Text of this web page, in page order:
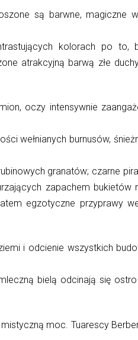
są barwne, magiczne
kolorach po to,
atrakcyjną barwą złe
oczy intensywnie
wełnianych burnusów,
granatów; czarne
zapachem bukietów
egzotyczne przyprawy
i odcienie wszystkich
bielą odcinają się
moc. Tuarescy